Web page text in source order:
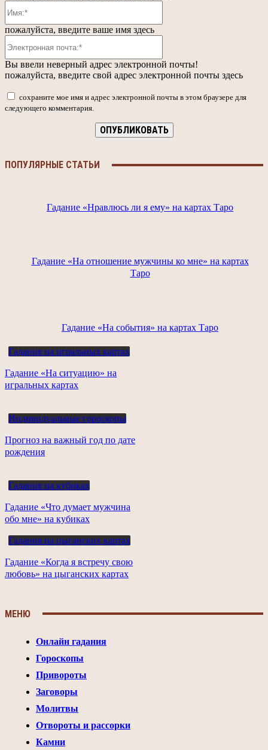
пожалуйста, введите ваше имя здесь
Вы ввели неверный адрес электронной почты!
пожалуйста, введите свой адрес электронной почты здесь
сохраните мое имя и адрес электронной почты в этом браузере для
следующего комментария.
ПОПУЛЯРНЫЕ СТАТЬИ
Гадание «Нравлюсь ли я ему» на картах Таро
Гадание «На отношение мужчины ко мне» на картах
Таро
Гадание «На события» на картах Таро
Гадания на игральных картах
Гадание «На ситуацию» на
игральных картах
Индивидуальные гороскопы
Прогноз на важный год по дате
рождения
Гадания на кубиках
Гадание «Что думает мужчина
обо мне» на кубиках
Гадания на цыганских картах
Гадание «Когда я встречу свою
любовь» на цыганских картах
МЕНЮ
Онлайн гадания
Гороскопы
Привороты
Заговоры
Молитвы
Отвороты и рассорки
Камни